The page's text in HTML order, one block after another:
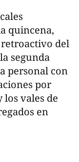
quincena,
retroactivo del
segunda
personal con
por
los vales de
en